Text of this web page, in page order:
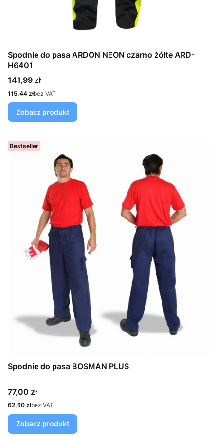
Spodnie do pasa ARDON NEON czarno żółte ARD-
H6401
Cena
141,99 zł
Cena
115,44 złbez VAT
Zobacz produkt
Bestseller
Spodnie do pasa BOSMAN PLUS
Cena
77,00 zł
Cena
62,60 złbez VAT
Zobacz produkt